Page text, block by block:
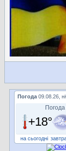
Погода 09.08.26,
Погода
+18°
на сьогодні